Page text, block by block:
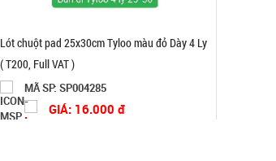
Dao cạo lông mày AiLin có tặng đầu thay
MÃ SP: 003739